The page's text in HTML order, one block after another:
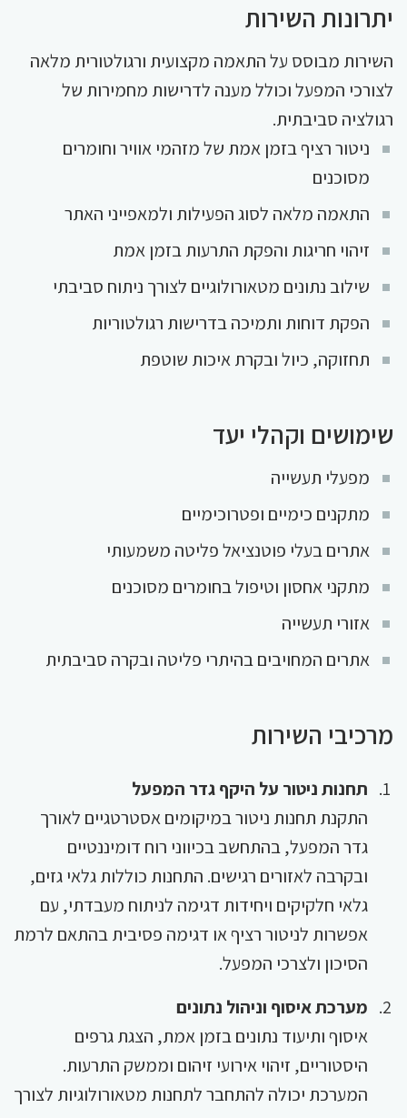
יתרונות השירות
השירות מבוסס על התאמה מקצועית ורגולטורית מלאה
לצורכי המפעל וכולל מענה לדרישות מחמירות של
רגולציה סביבתית.
ניטור רציף בזמן אמת של מזהמי אוויר וחומרים
מסוכנים
התאמה מלאה לסוג הפעילות ולמאפייני האתר
זיהוי חריגות והפקת התרעות בזמן אמת
שילוב נתונים מטאורולוגיים לצורך ניתוח סביבתי
הפקת דוחות ותמיכה בדרישות רגולטוריות
תחזוקה, כיול ובקרת איכות שוטפת
שימושים וקהלי יעד
מפעלי תעשייה
מתקנים כימיים ופטרוכימיים
אתרים בעלי פוטנציאל פליטה משמעותי
מתקני אחסון וטיפול בחומרים מסוכנים
אזורי תעשייה
אתרים המחויבים בהיתרי פליטה ובקרה סביבתית
מרכיבי השירות
תחנות ניטור על היקף גדר המפעל
התקנת תחנות ניטור במיקומים אסטרטגיים לאורך
גדר המפעל, בהתחשב בכיווני רוח דומיננטיים
ובקרבה לאזורים רגישים. התחנות כוללות גלאי גזים,
גלאי חלקיקים ויחידות דגימה לניתוח מעבדתי, עם
אפשרות לניטור רציף או דגימה פסיבית בהתאם לרמת
הסיכון ולצרכי המפעל.
מערכת איסוף וניהול נתונים
איסוף ותיעוד נתונים בזמן אמת, הצגת גרפים
היסטוריים, זיהוי אירועי זיהום וממשק התרעות.
המערכת יכולה להתחבר לתחנות מטאורולוגיות לצורך